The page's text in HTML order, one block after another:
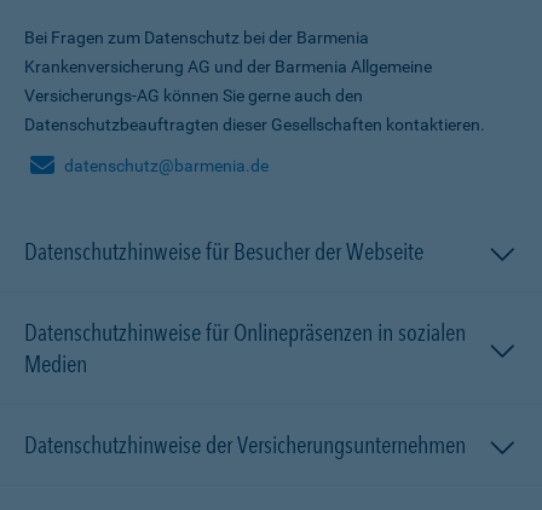
Bei Fragen zum Datenschutz bei der Barmenia
Krankenversicherung AG und der Barmenia Allgemeine
Versicherungs-AG können Sie gerne auch den
Datenschutzbeauftragten dieser Gesellschaften kontaktieren.
datenschutz@barmenia.de
Datenschutzhinweise für Besucher der Webseite
Datenschutzhinweise für Onlinepräsenzen in sozialen
Medien
Datenschutzhinweise der Versicherungsunternehmen